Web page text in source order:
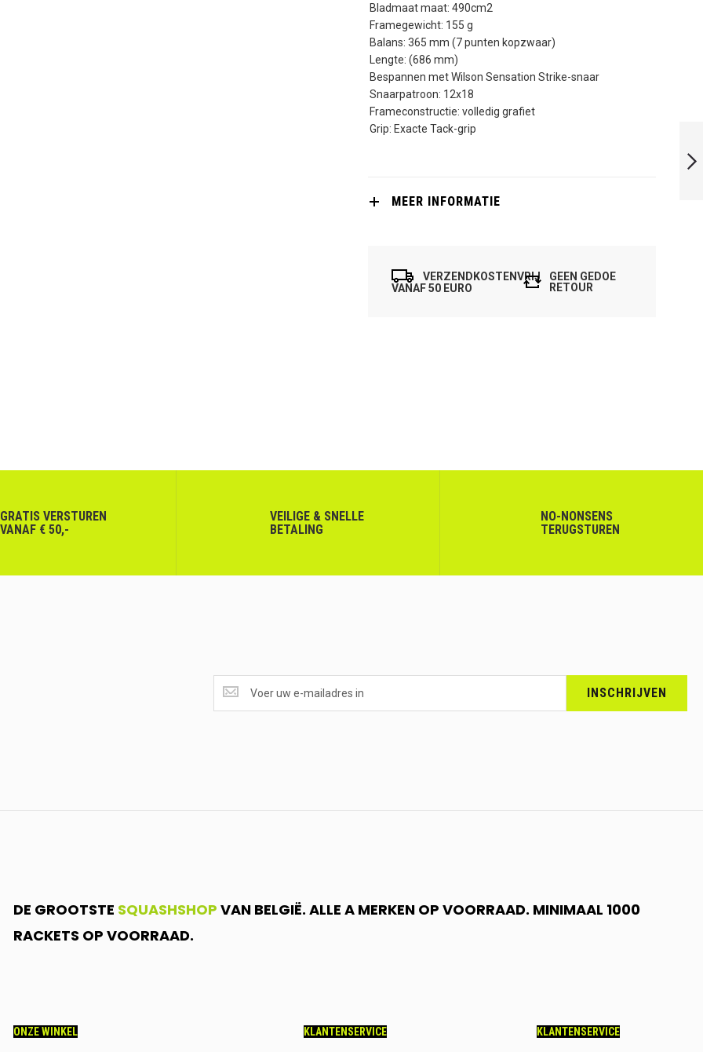
Bladmaat maat: 490cm2
Framegewicht: 155 g
Balans: 365 mm (7 punten kopzwaar)
Lengte: (686 mm)
Bespannen met Wilson Sensation Strike-snaar
Snaarpatroon: 12x18
Frameconstructie: volledig grafiet
Grip: Exacte Tack-grip
MEER INFORMATIE
VERZENDKOSTENVRIJ
VANAF 50 EURO
GEEN GEDOE
RETOUR
GRATIS VERSTUREN
VANAF € 50,-
VEILIGE & SNELLE
BETALING
NO-NONSENS
TERUGSTUREN
ONTVANGEN?
<br>SCHRIJF
INSCHRIJVEN
DE GROOTSTE SQUASHSHOP VAN BELGIË. ALLE A MERKEN OP VOORRAAD. MINIMAAL 1000
RACKETS OP VOORRAAD.
ONZE WINKEL KLANTENSERVICE KLANTENSERVICE